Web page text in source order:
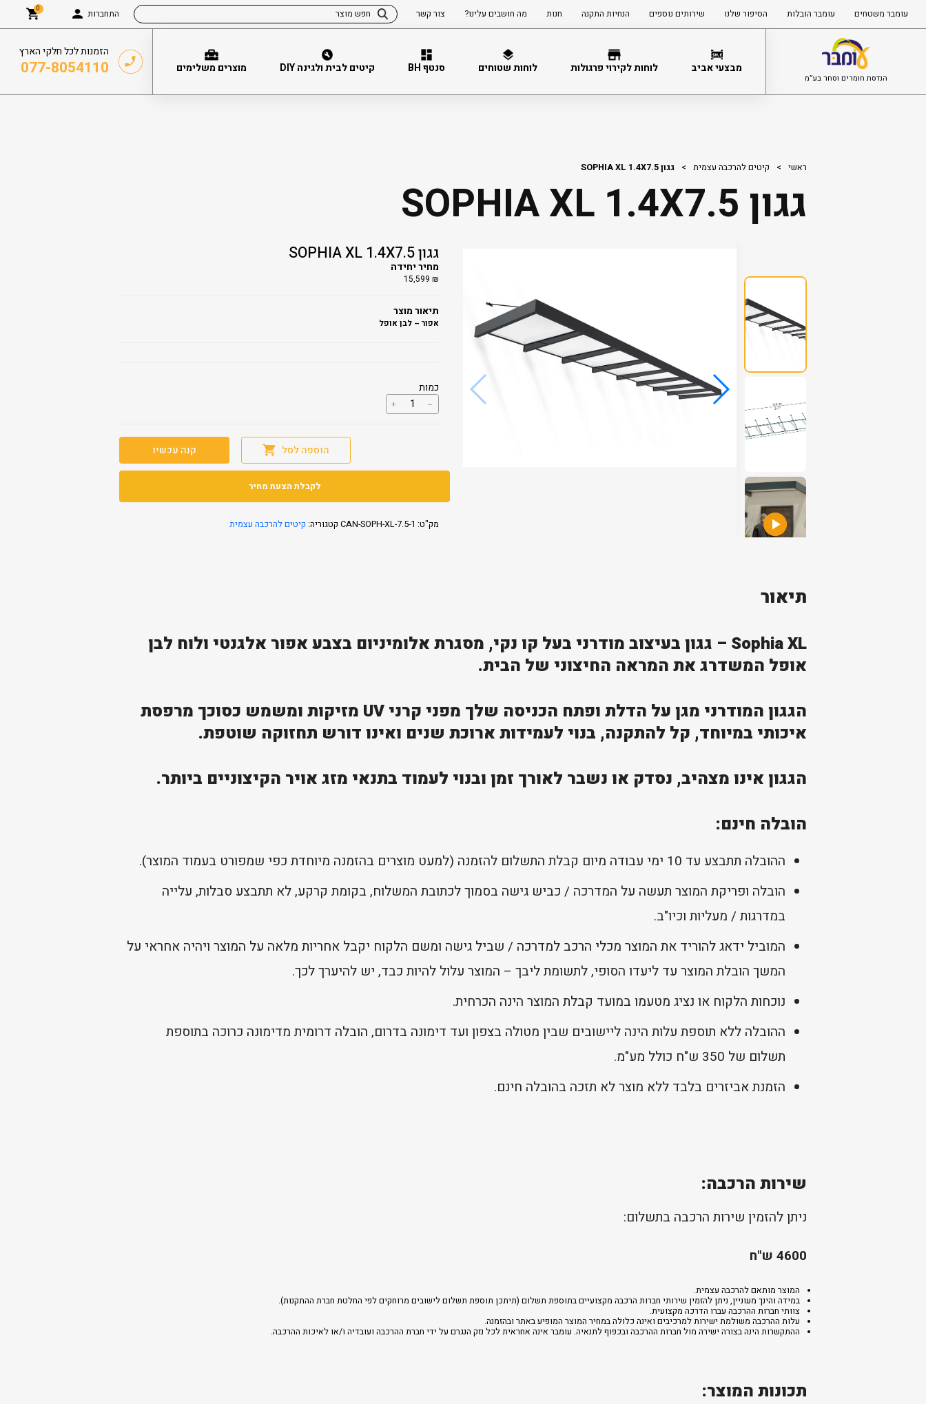
עומבר משטחים עומבר הובלות הסיפור שלנו שירותים נוספים הנחיות התקנה חנות מה חושבים עלינו? צור קשר התחברות 0
הנדסת חומרים וסחר בע”מ
מבצעי אביב לוחות לקירוי פרגולות לוחות שטוחים סנטף BH קיטים לבית ולגינה DIY מוצרים משלימים
הזמנות לכל חלקי הארץ
077-8054110
ראשי > קיטים להרכבה עצמית > גגון SOPHIA XL 1.4X7.5
גגון SOPHIA XL 1.4X7.5
גגון SOPHIA XL 1.4X7.5
מחיר יחידה
15,599₪
תיאור מוצר
אפור – לבן אופל
כמות
--
כמות
של
+
הוספה לסל קנה עכשיו
לקבלת הצעת מחיר
מק"ט: CAN-SOPH-XL-7.5-1 קטגוריה: קיטים להרכבה עצמית
תיאור
Sophia XL – גגון בעיצוב מודרני בעל קו נקי, מסגרת אלומיניום בצבע אפור אלגנטי ולוח לבן
אופל המשדרג את המראה החיצוני של הבית.
הגגון המודרני מגן על הדלת ופתח הכניסה שלך מפני קרני UV מזיקות ומשמש כסוכך מרפסת
איכותי במיוחד, קל להתקנה, בנוי לעמידות ארוכת שנים ואינו דורש תחזוקה שוטפת.
הגגון אינו מצהיב, נסדק או נשבר לאורך זמן ובנוי לעמוד בתנאי מזג אויר הקיצוניים ביותר.
הובלה חינם:
ההובלה תתבצע עד 10 ימי עבודה מיום קבלת התשלום להזמנה (למעט מוצרים בהזמנה מיוחדת כפי שמפורט בעמוד המוצר).
הובלה ופריקת המוצר תעשה על המדרכה / כביש גישה בסמוך לכתובת המשלוח, בקומת קרקע, לא תתבצע סבלות, עלייה
במדרגות / מעליות וכיו"ב.
המוביל ידאג להוריד את המוצר מכלי הרכב למדרכה / שביל גישה ומשם הלקוח יקבל אחריות מלאה על המוצר ויהיה אחראי על
המשך הובלת המוצר עד ליעדו הסופי, לתשומת ליבך – המוצר עלול להיות כבד, יש להיערך לכך.
נוכחות הלקוח או נציג מטעמו במועד קבלת המוצר הינה הכרחית.
ההובלה ללא תוספת עלות הינה ליישובים שבין מטולה בצפון ועד דימונה בדרום, הובלה דרומית מדימונה כרוכה בתוספת
תשלום של 350 ש"ח כולל מע"מ.
הזמנת אביזרים בלבד ללא מוצר לא תזכה בהובלה חינם.
שירות הרכבה:
ניתן להזמין שירות הרכבה בתשלום:
4600 ש"ח
המוצר מותאם להרכבה עצמית.
במידה והינך מעוניין, ניתן להזמין שירותי חברות הרכבה מקצועיים בתוספת תשלום (תיתכן תוספת תשלום לישובים מרוחקים לפי החלטת חברת ההתקנות).
צוותי חברות ההרכבה עברו הדרכה מקצועית.
עלות ההרכבה משולמת ישירות למרכיבים ואינה כלולה במחיר המוצר המופיע באתר ובהזמנה.
ההתקשרות הינה בצורה ישירה מול חברות ההרכבה ובכפוף לתנאיה. עומבר אינה אחראית לכל נזק הנגרם על ידי חברת ההרכבה ועובדיה ו/או לאיכות ההרכבה.
תכונות המוצר: